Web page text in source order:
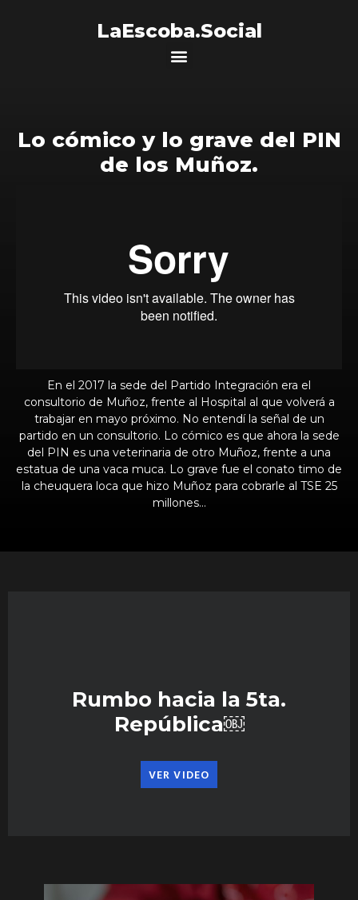
LaEscoba.Social
Lo cómico y lo grave del PIN
de los Muñoz.
En el 2017 la sede del Partido Integración era el
consultorio de Muñoz, frente al Hospital al que volverá a
trabajar en mayo próximo. No entendí la señal de un
partido en un consultorio. Lo cómico es que ahora la sede
del PIN es una veterinaria de otro Muñoz, frente a una
estatua de una vaca muca. Lo grave fue el conato timo de
la cheuquera loca que hizo Muñoz para cobrarle al TSE 25
millones…
Rumbo hacia la 5ta.
República￼
VER VIDEO